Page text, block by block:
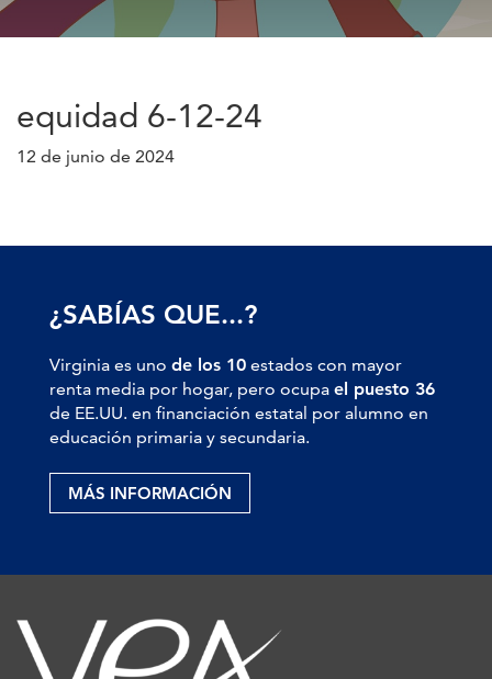
equidad 6-12-24
12 de junio de 2024
¿SABÍAS QUE...?
Virginia es uno de los 10 estados con mayor
renta media por hogar, pero ocupa el puesto 36
de EE.UU. en financiación estatal por alumno en
educación primaria y secundaria.
MÁS INFORMACIÓN